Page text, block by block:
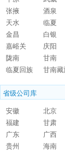
张掖
酒泉
天水
临夏
金昌
白银
嘉峪关
庆阳
陇南
甘南
临夏回族
甘南
省级公司库
安徽
北京
福建
甘肃
广东
广西
贵州
海南